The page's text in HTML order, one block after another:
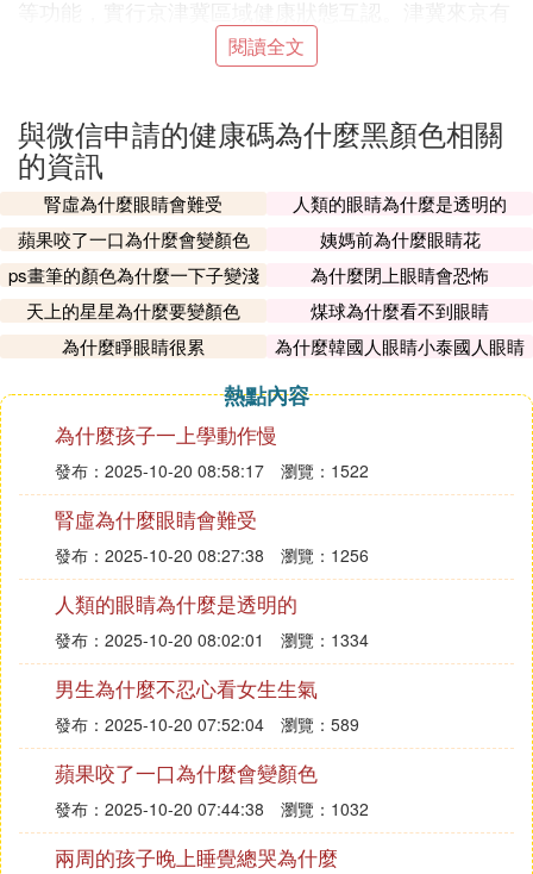
注意事項：
1、因無法自主申報，由他人代申領使用紙質健康碼
的老年人、未成年人、海外歸國人員等群體，健康碼
有效期滿後，由代申領人在線重新申報，原紙質健康
碼繼續有效，無須重新列印。各人員密集場所繼續嚴
格執行掃碼進入制度。
2、優化判定規則。根據最新公布的疫情風險等級，
地區人員，如14日內沒有疫情高發地區旅居史、沒有
發熱咳嗽等不適症狀，且不屬於未解除醫學管理措施
人員，新申請及更新健康碼，可獲綠碼。
3、市大數據管理局經數據綜合比對後，對具備轉碼
條件人員進行語音呼叫，被呼叫人如實回答相關問
題，經核實符合轉碼標准人員，次日重新申領時准確
填寫信息可獲得綠碼。
㈦ 微信里申請的健康碼是綠色、為什麼支
付寶里申請的健康碼是紅色難道不一樣嗎
微信不等於支付寶，在微信申請的健康碼，個人健康
信息與支付寶不共享，各用各的，健康碼顏色不代表
個人健康情況，所以微信與支付寶健康碼顏色不同不
足為怪。
不同平台申請的健康碼顏色不同，是因為不同平台的
閱讀全文
與微信申請的健康碼為什麼黑顏色相關
的資訊
腎虛為什麼眼睛會難受
人類的眼睛為什麼是透明的
蘋果咬了一口為什麼會變顏色
姨媽前為什麼眼睛花
ps畫筆的顏色為什麼一下子變淺
了
為什麼閉上眼睛會恐怖
天上的星星為什麼要變顏色
煤球為什麼看不到眼睛
為什麼睜眼睛很累
為什麼韓國人眼睛小泰國人眼睛
熱點內容
為什麼孩子一上學動作慢
發布：2025-10-20 08:58:17 瀏覽：1522
腎虛為什麼眼睛會難受
發布：2025-10-20 08:27:38 瀏覽：1256
人類的眼睛為什麼是透明的
發布：2025-10-20 08:02:01 瀏覽：1334
男生為什麼不忍心看女生生氣
發布：2025-10-20 07:52:04 瀏覽：589
蘋果咬了一口為什麼會變顏色
發布：2025-10-20 07:44:38 瀏覽：1032
兩周的孩子晚上睡覺總哭為什麼